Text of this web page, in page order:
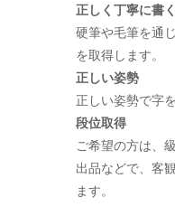
正しく丁寧に書
硬筆や毛筆を通
を取得します。
正しい姿勢
正しい姿勢で字
段位取得
ご希望の方は、
出品などで、客
ます。